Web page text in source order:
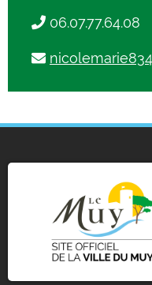
06.07.77.64.08